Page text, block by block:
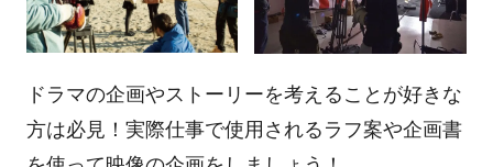
ドラマの企画やストーリーを考えることが好きな
方は必見！実際仕事で使用されるラフ案や企画書